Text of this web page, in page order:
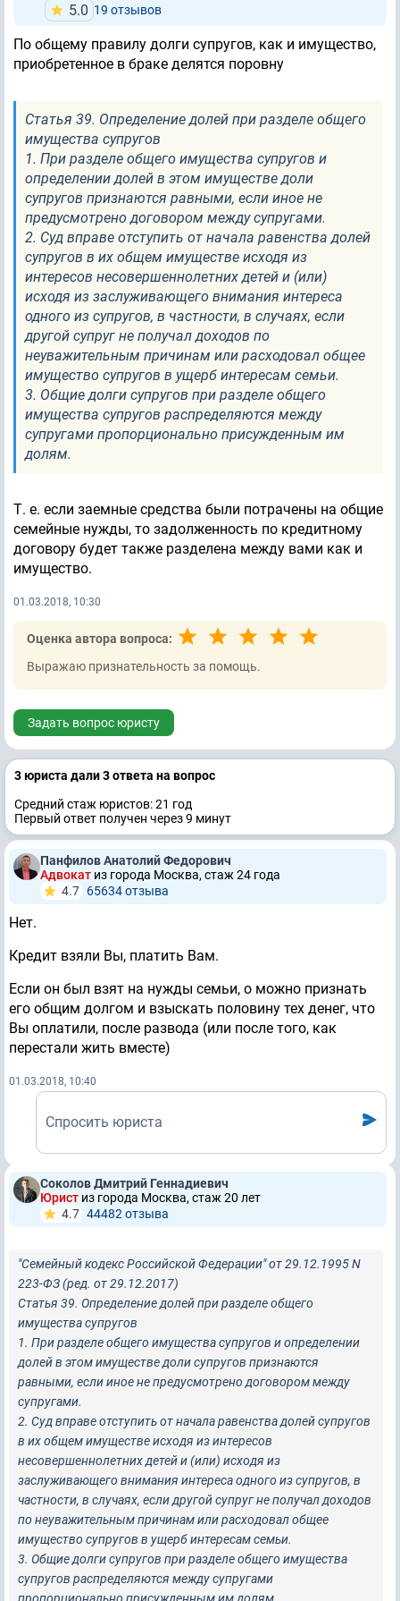
5.0 19 отзывов
По общему правилу долги супругов, как и имущество,
приобретенное в браке делятся поровну
Статья 39. Определение долей при разделе общего
имущества супругов
1. При разделе общего имущества супругов и
определении долей в этом имуществе доли
супругов признаются равными, если иное не
предусмотрено договором между супругами.
2. Суд вправе отступить от начала равенства долей
супругов в их общем имуществе исходя из
интересов несовершеннолетних детей и (или)
исходя из заслуживающего внимания интереса
одного из супругов, в частности, в случаях, если
другой супруг не получал доходов по
неуважительным причинам или расходовал общее
имущество супругов в ущерб интересам семьи.
3. Общие долги супругов при разделе общего
имущества супругов распределяются между
супругами пропорционально присужденным им
долям.
Т. е. если заемные средства были потрачены на общие
семейные нужды, то задолженность по кредитному
договору будет также разделена между вами как и
имущество.
01.03.2018, 10:30
Оценка автора вопроса:
Выражаю признательность за помощь.
Задать вопрос юристу
3 юристa дали 3 ответa на вопрос
Средний стаж юристов: 21 год
Первый ответ получен через 9 минут
Панфилов Анатолий Федорович
Адвокат из города Москва, стаж 24 годa
4.7 65634 отзывa
Нет.
Кредит взяли Вы, платить Вам.
Если он был взят на нужды семьи, о можно признать
его общим долгом и взыскать половину тех денег, что
Вы оплатили, после развода (или после того, как
перестали жить вместе)
01.03.2018, 10:40
Спросить юриста
Соколов Дмитрий Геннадиевич
Юрист из города Москва, стаж 20 лет
4.7 44482 отзывa
"Семейный кодекс Российской Федерации" от 29.12.1995 N
223-ФЗ (ред. от 29.12.2017)
Статья 39. Определение долей при разделе общего
имущества супругов
1. При разделе общего имущества супругов и определении
долей в этом имуществе доли супругов признаются
равными, если иное не предусмотрено договором между
супругами.
2. Суд вправе отступить от начала равенства долей супругов
в их общем имуществе исходя из интересов
несовершеннолетних детей и (или) исходя из
заслуживающего внимания интереса одного из супругов, в
частности, в случаях, если другой супруг не получал доходов
по неуважительным причинам или расходовал общее
имущество супругов в ущерб интересам семьи.
3. Общие долги супругов при разделе общего имущества
супругов распределяются между супругами